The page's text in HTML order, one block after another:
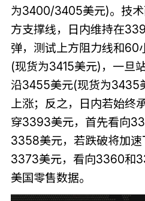
为3400/3405美元)。技
方支撑线，日内维持在
弹，测试上方阻力线和60
(现货为3415美元)，一旦
沿3455美元(现货为3435
上涨；反之，日内若始终
穿3393美元，首先看向
3358美元，若跌破将加
3373美元，看向3360和
美国零售数据。